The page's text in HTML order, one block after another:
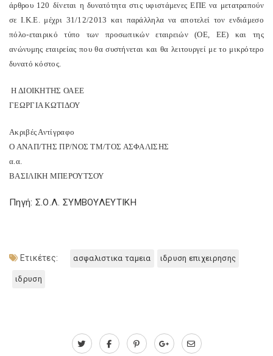
άρθρου 120 δίνεται η δυνατότητα στις υφιστάμενες ΕΠΕ να μετατραπούν
σε Ι.Κ.Ε. μέχρι 31/12/2013 και παράλληλα να αποτελεί τον ενδιάμεσο
πόλο-εταιρικό τύπο των προσωπικών εταιρειών (ΟΕ, ΕΕ) και της
ανώνυμης εταιρείας που θα συστήνεται και θα λειτουργεί με το μικρότερο
δυνατό κόστος.
Η ΔΙΟΙΚΗΤΗΣ ΟΑΕΕ
ΓΕΩΡΓΙΑ ΚΩΤΙΔΟΥ
Ακριβές Αντίγραφο
Ο ΑΝΑΠ/ΤΗΣ ΠΡ/ΝΟΣ ΤΜ/ΤΟΣ ΑΣΦΑΛΙΣΗΣ
α.α.
ΒΑΣΙΛΙΚΗ ΜΠΕΡΟΥΤΣΟΥ
Πηγή: Σ.Ο.Λ. ΣΥΜΒΟΥΛΕΥΤΙΚΗ
Ετικέτες: ασφαλιστικα ταμεια ιδρυση επιχειρησης
ιδρυση